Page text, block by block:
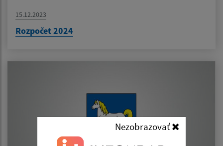
Nezobrazovať
15.12.2023
Rozpočet 2024